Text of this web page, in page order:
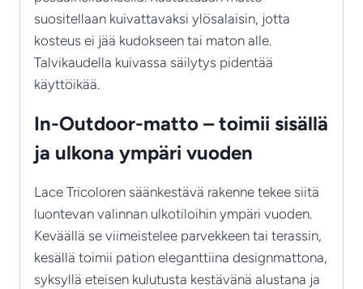
suositellaan kuivattavaksi ylösalaisin, jotta
kosteus ei jää kudokseen tai maton alle.
Talvikaudella kuivassa säilytys pidentää
käyttöikää.
In-Outdoor-matto – toimii sisällä
ja ulkona ympäri vuoden
Lace Tricoloren säänkestävä rakenne tekee siitä
luontevan valinnan ulkotiloihin ympäri vuoden.
Keväällä se viimeistelee parvekkeen tai terassin,
kesällä toimii pation eleganttiina designmattona,
syksyllä eteisen kulutusta kestävänä alustana ja